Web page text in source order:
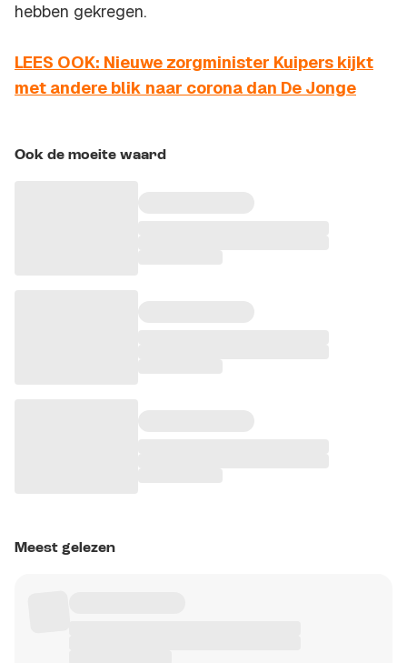
hebben gekregen.
LEES OOK: Nieuwe zorgminister Kuipers kijkt
met andere blik naar corona dan De Jonge
Ook de moeite waard
Meest gelezen